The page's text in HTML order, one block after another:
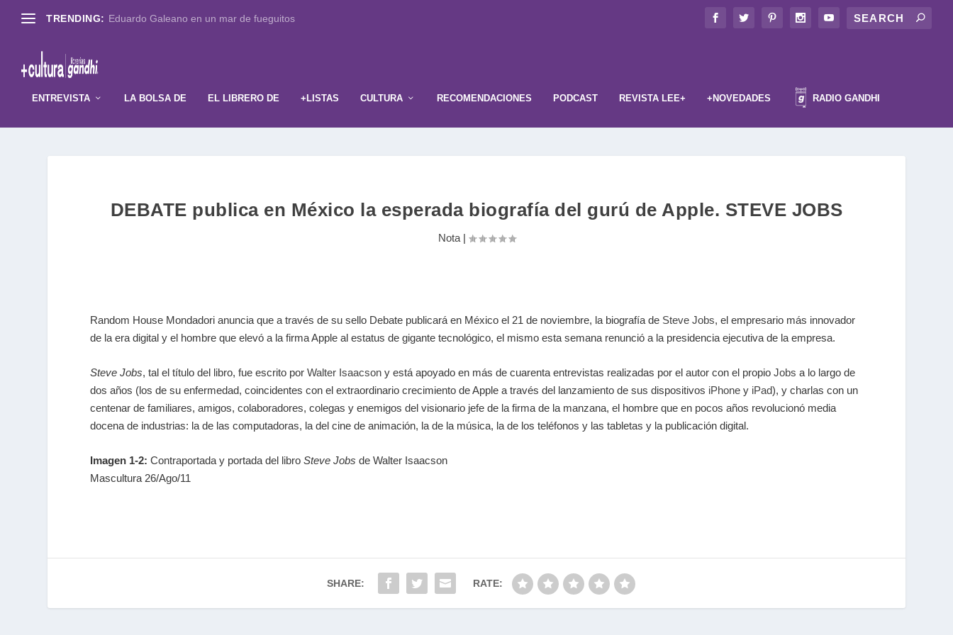
TRENDING: Eduardo Galeano en un mar de fueguitos
ENTREVISTA LA BOLSA DE EL LIBRERO DE +LISTAS CULTURA RECOMENDACIONES PODCAST REVISTA LEE+ +NOVEDADES RADIO GANDHI
DEBATE publica en México la esperada biografía del gurú de Apple. STEVE JOBS
Nota|
Random House Mondadori anuncia que a través de su sello Debate publicará en México el 21 de noviembre, la biografía de Steve Jobs, el empresario más innovador
de la era digital y el hombre que elevó a la firma Apple al estatus de gigante tecnológico, el mismo esta semana renunció a la presidencia ejecutiva de la empresa.
Steve Jobs, tal el título del libro, fue escrito porWalter Isaacson y está apoyado en más de cuarenta entrevistas realizadas por el autor con el propioJobs a lo largo de
dos años (los de su enfermedad, coincidentes con el extraordinario crecimiento de Apple a través del lanzamiento de sus dispositivos iPhone y iPad), y charlas con un
centenar de familiares, amigos, colaboradores, colegas y enemigos del visionario jefe de la firma de la manzana, el hombre que en pocos años revolucionó media
docena de industrias: la de las computadoras, la del cine de animación, la de la música, la de los teléfonos y las tabletas y la publicación digital.
Imagen 1-2: Contraportada y portada del libroSteve Jobs de Walter Isaacson
Mascultura 26/Ago/11
SHARE: RATE: